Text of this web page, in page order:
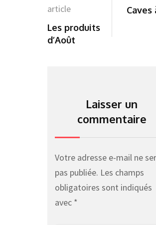
article
Les produits
d’Août
Caves
Laisser un
commentaire
Votre adresse e-mail ne
pas publiée. Les champs
obligatoires sont indiqués
avec *